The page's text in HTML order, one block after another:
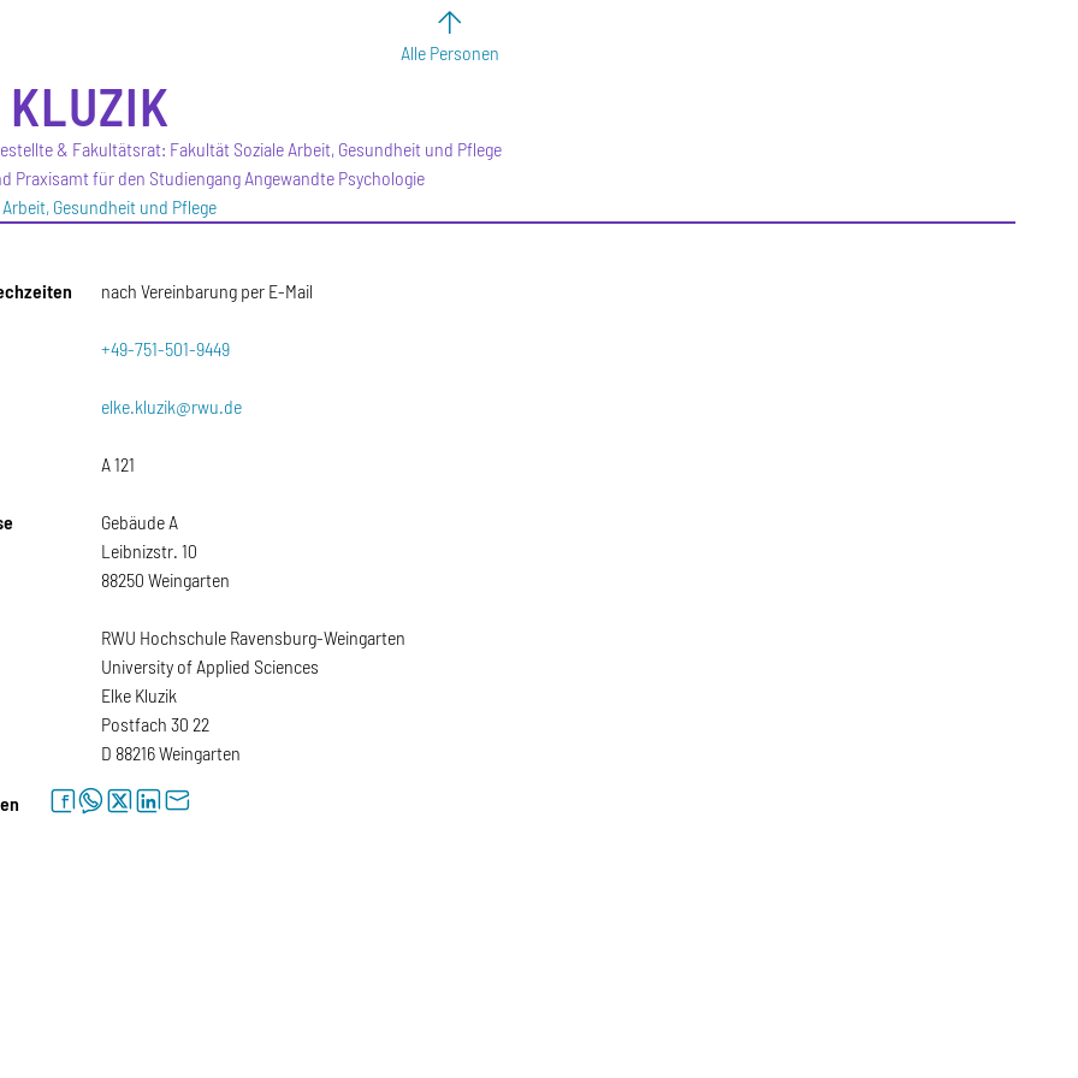
Alle Personen
KLUZIK
& Fakultätsrat: Fakultät Soziale Arbeit, Gesundheit und Pflege
Praxisamt für den Studiengang Angewandte Psychologie
Gesundheit und Pflege
nach Vereinbarung per E-Mail
+49-751-501-9449
elke.kluzik@rwu.de
A 121
Gebäude A
Leibnizstr. 10
88250 Weingarten
RWU Hochschule Ravensburg-Weingarten
University of Applied Sciences
Elke Kluzik
Postfach 30 22
D 88216 Weingarten
facebookwhatsapptwitterlinkedinletter